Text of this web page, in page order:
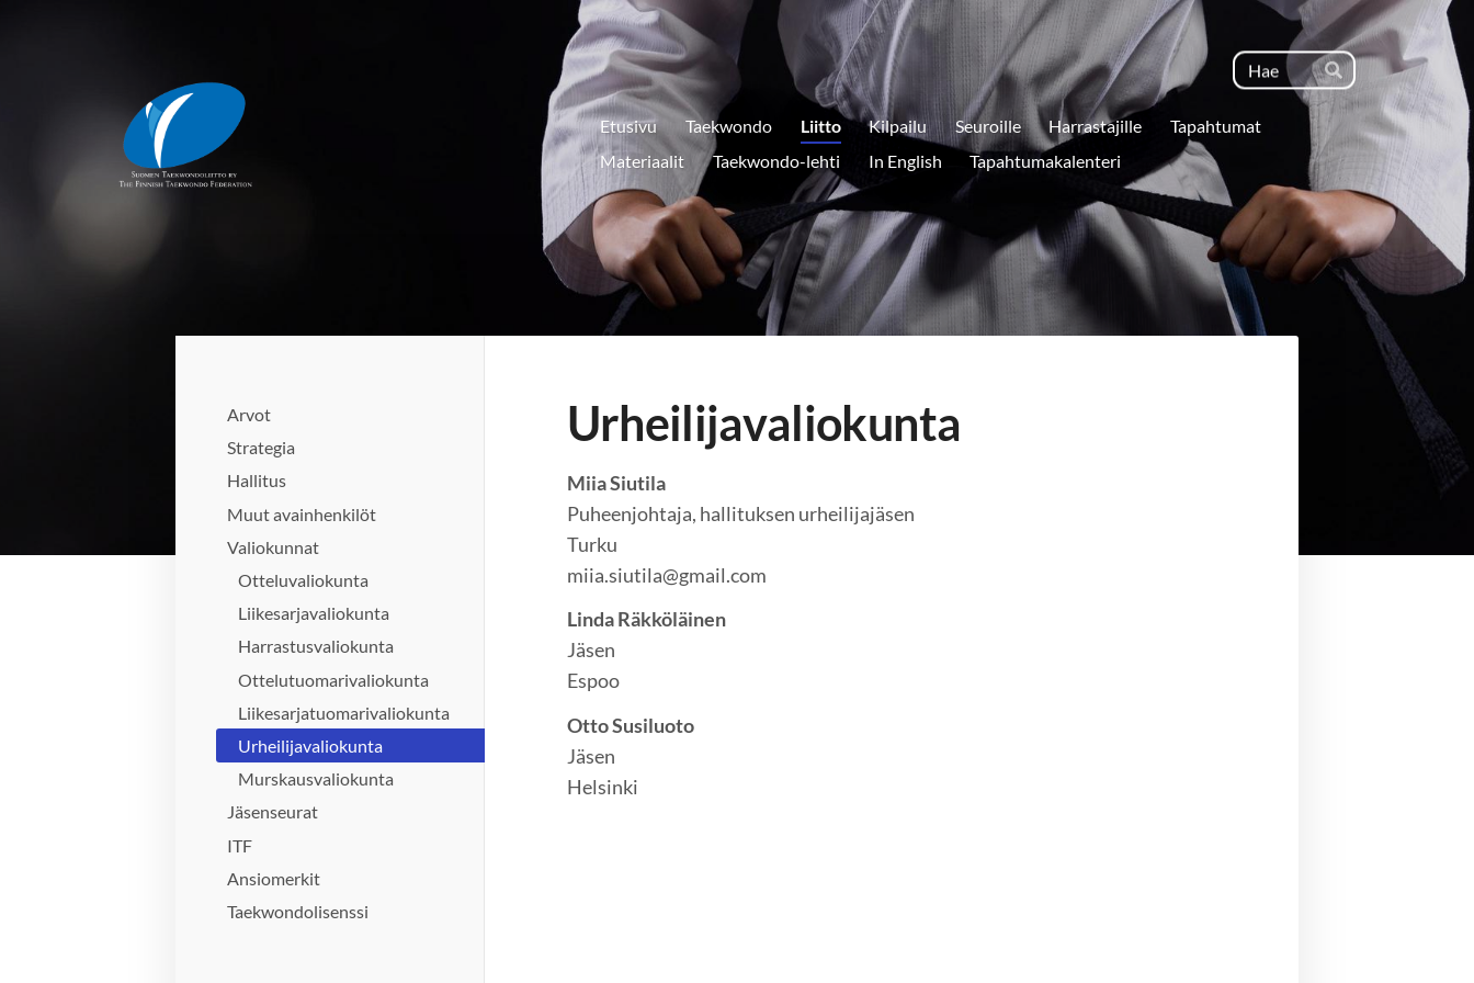
Haku
Hae
Suomen Taekwondoliitto ry
Etusivu Taekwondo Liitto Kilpailu Seuroille Harrastajille
Tapahtumat
Materiaalit
Taekwondo-lehti In English Tapahtumakalenteri
Arvot
Strategia
Hallitus
Muut avainhenkilöt
Valiokunnat
Otteluvaliokunta
Liikesarjavaliokunta
Harrastusvaliokunta
Ottelutuomarivaliokunta
Liikesarjatuomarivaliokunta
Urheilijavaliokunta
Murskausvaliokunta
Jäsenseurat
ITF
Ansiomerkit
Taekwondolisenssi
Urheilijavaliokunta
Miia Siutila
Puheenjohtaja, hallituksen urheilijajäsen
Turku
miia.siutila@gmail.com
Linda Räkköläinen
Jäsen
Espoo
Otto Susiluoto
Jäsen
Helsinki